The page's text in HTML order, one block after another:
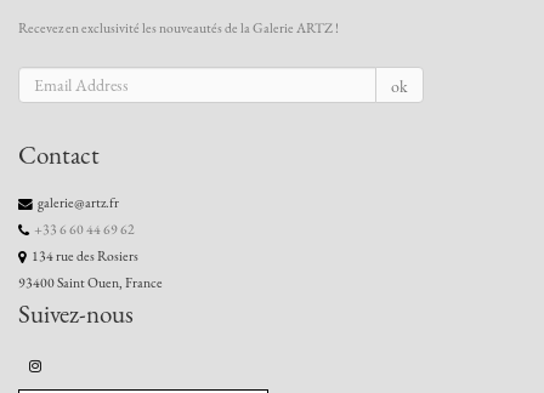
Recevez en exclusivité les nouveautés de la Galerie ARTZ !
ok
Contact
galerie@artz.fr
+33 6 60 44 69 62
134 rue des Rosiers
93400 Saint Ouen, France
Suivez-nous